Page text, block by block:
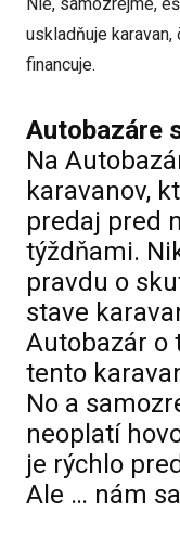
uskladňuje
financuje.
Autobazáre
Na
karavanov,
predaj pred
týždňami.
pravdu o
stave
Autobazár o
tento
No a
neoplatí
je rýchlo
Ale … nám